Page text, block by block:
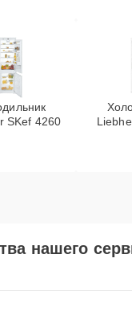
SKef 4260
нашего